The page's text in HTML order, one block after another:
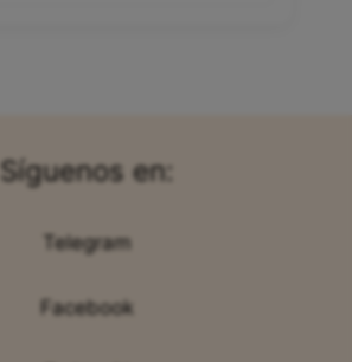
Síguenos en:
Telegram
Facebook